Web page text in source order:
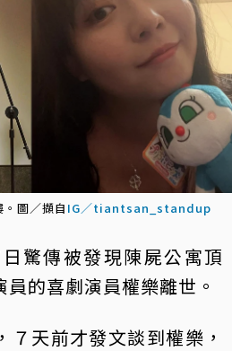
圖／擷自 IG／tiantsan_standup
驚傳被發現陳屍公寓頂
的喜劇演員權樂離世。
７天前才發文談到權樂，